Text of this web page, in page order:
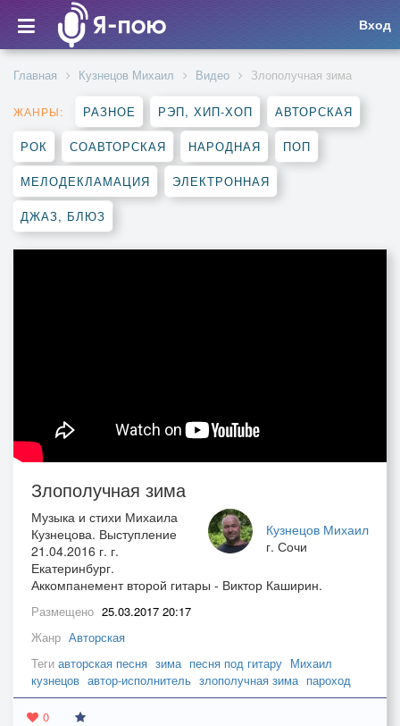
Вход
Главная Кузнецов Михаил Видео Злополучная зима
ЖАНРЫ: РАЗНОЕ РЭП, ХИП-ХОП АВТОРСКАЯ
РОК СОАВТОРСКАЯ НАРОДНАЯ ПОП
МЕЛОДЕКЛАМАЦИЯ ЭЛЕКТРОННАЯ
ДЖАЗ, БЛЮЗ
Злополучная зима
Кузнецов Михаил
г. Сочи
Музыка и стихи Михаила
Кузнецова. Выступление
21.04.2016 г. г.
Екатеринбург.
Аккомпанемент второй гитары - Виктор Каширин.
Размещено 25.03.2017 20:17
Жанр Авторская
Теги авторская песня зима песня под гитару Михаил
кузнецов автор-исполнитель злополучная зима пароход
0